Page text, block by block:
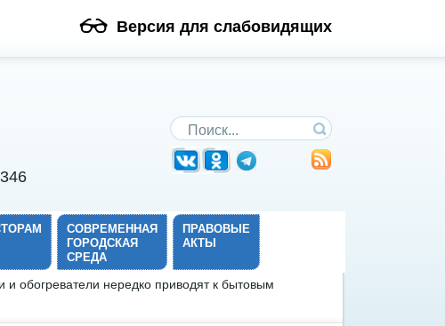
Версия для слабовидящих
Поиск по сайту
СОВРЕМЕННАЯ
ГОРОДСКАЯ
СРЕДА
ПРАВОВЫЕ
АКТЫ
обогреватели нередко приводят к бытовым